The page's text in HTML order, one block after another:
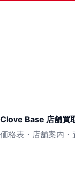
Clove Base 店舗買
価格表・店舗案内・